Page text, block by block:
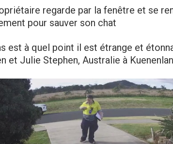
regarde par la fenêtre et se
pour sauver son chat
est à quel point il est étrange et
et Julie Stephen, Australie à